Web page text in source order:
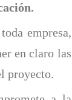
empresa,
en claro las
proyecto.